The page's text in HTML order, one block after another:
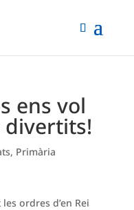
ens vol
, Primària
ordres d’en Rei